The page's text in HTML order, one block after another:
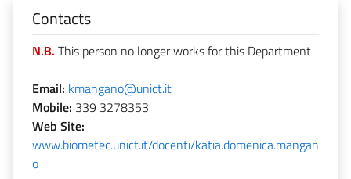
Contacts
N.B. This person no longer works for this Department
Email: kmangano@unict.it
Mobile: 339 3278353
Web Site:
www.biometec.unict.it/docenti/katia.domenica.mangan
o